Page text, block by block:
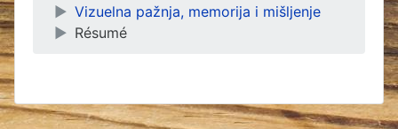
Vizuelna pažnja, memorija i mišljenje
Résumé